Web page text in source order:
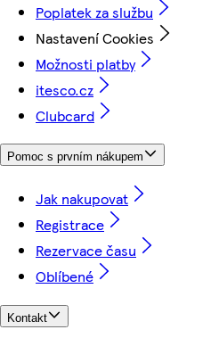
Poplatek za službu
Nastavení Cookies
Možnosti platby
itesco.cz
Clubcard
Pomoc s prvním nákupem
Jak nakupovat
Registrace
Rezervace času
Oblíbené
Kontakt